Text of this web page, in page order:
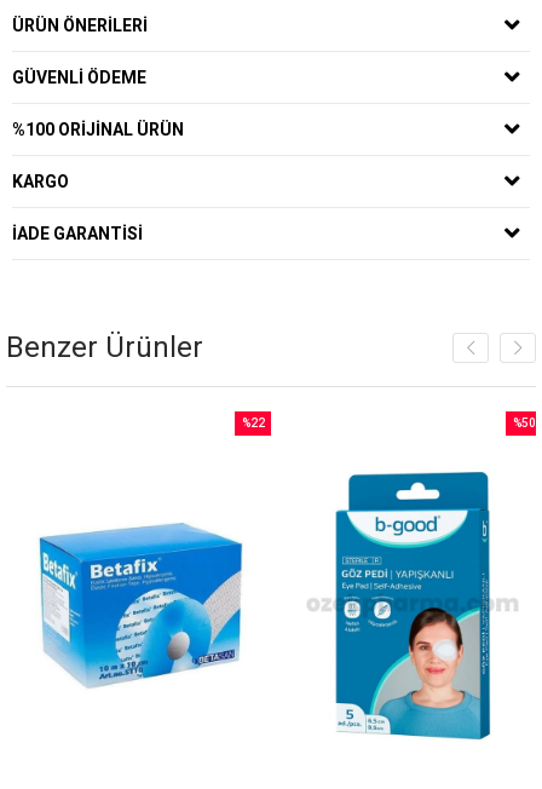
ÜRÜN ÖNERILERI
GÜVENLI ÖDEME
%100 ORIJINAL ÜRÜN
KARGO
İADE GARANTISI
Benzer Ürünler
%22
%50